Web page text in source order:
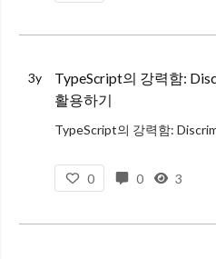
3y
TypeScript의 강력함:
활용하기
0
0 3